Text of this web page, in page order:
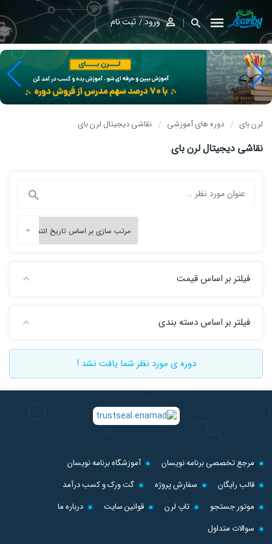
ورود ثبت نام
لرن بای دوره های آموزشی نقاشی دیجیتال لرن بای
نقاشی دیجیتال لرن بای
فیلتر بر اساس قیمت
فیلتر بر اساس دسته بندی
دوره ی مورد نظر شما یافت نشد !
مرجع تخصصی برنامه نویسان
آموزشگاه برنامه نویسان
قالب رایگان
سفارش پروژه
گت ورک و کسب درآمد
موتور جستجو
تاپ لرن قوانین سایت
درباره ما
سوالات متداول